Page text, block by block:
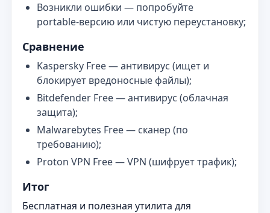
Возникли ошибки — попробуйте
portable‑версию или чистую переустановку;
Сравнение
Kaspersky Free — антивирус (ищет и
блокирует вредоносные файлы);
Bitdefender Free — антивирус (облачная
защита);
Malwarebytes Free — сканер (по
требованию);
Proton VPN Free — VPN (шифрует трафик);
Итог
Бесплатная и полезная утилита для